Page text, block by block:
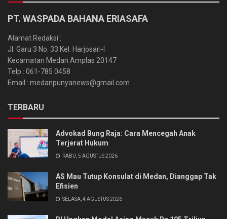
PT. WASPADA BAHANA ERIASAFA
Alamat Redaksi :
Jl. Garu 3 No. 33 Kel. Harjosari-I
Kecamatan Medan Amplas 20147
Telp : 061-785 0458
Email : medanpunyanews@gmail.com
TERBARU
Advokad Bung Raja: Cara Mencegah Anak
Terjerat Hukum
RABU, 5 AGUSTUS 2026
AS Mau Tutup Konsulat di Medan, Dianggap Tak
Efisien
SELASA, 4 AGUSTUS 2026